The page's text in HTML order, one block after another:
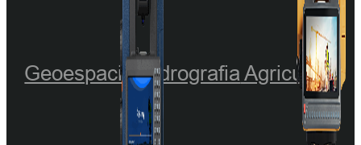
GeoespacialHidrografiaAgricultura